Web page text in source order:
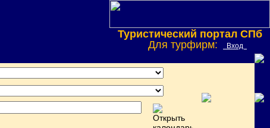
Туристический портал СПб
Для турфирм:
Вход